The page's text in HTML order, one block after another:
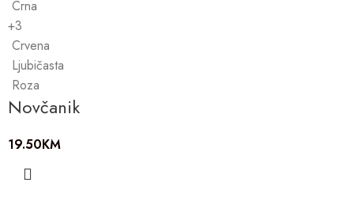
Crna
+3
Crvena
Ljubičasta
Roza
Novčanik
19.50KM